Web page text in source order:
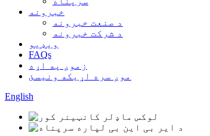
خبرونه
د صنعت خبرونه
د شرکت خبرونه
ویډیو
FAQs
زموږ په اړه
موږ سره اړیکه ونیسئ
English